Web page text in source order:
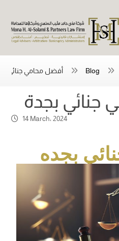
Blog أفضل محامي جنائي
جنائي بجدة
14 March، 2024
بجده